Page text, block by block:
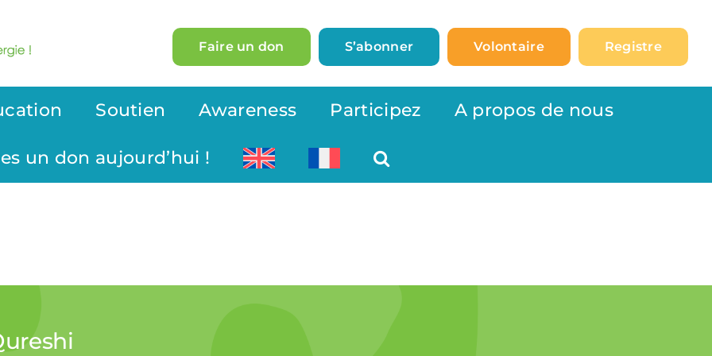
Faire un don S’abonner Volontaire Registre
Soutien Awareness Participez A propos de nous
un don aujourd’hui !